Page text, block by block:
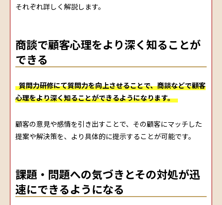
それぞれ詳しく解説します。
商談で顧客心理をより深く知ることが
できる
質問力研修にて質問力を向上させることで、商談などで顧客
心理をより深く知ることができるようになります。
顧客の意見や感情を引き出すことで、その顧客にマッチした
提案や解決策を、より具体的に提示することが可能です。
課題・問題への気づきとその対処が迅
速にできるようになる